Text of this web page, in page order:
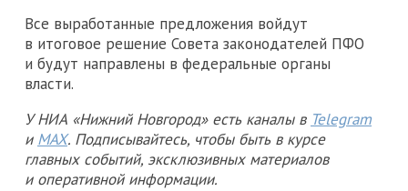
Все выработанные предложения войдут
в итоговое решение Совета законодателей ПФО
и будут направлены в федеральные органы
власти.
У НИА «Нижний Новгород» есть каналы в Telegram
и MAX. Подписывайтесь, чтобы быть в курсе
главных событий, эксклюзивных материалов
и оперативной информации.